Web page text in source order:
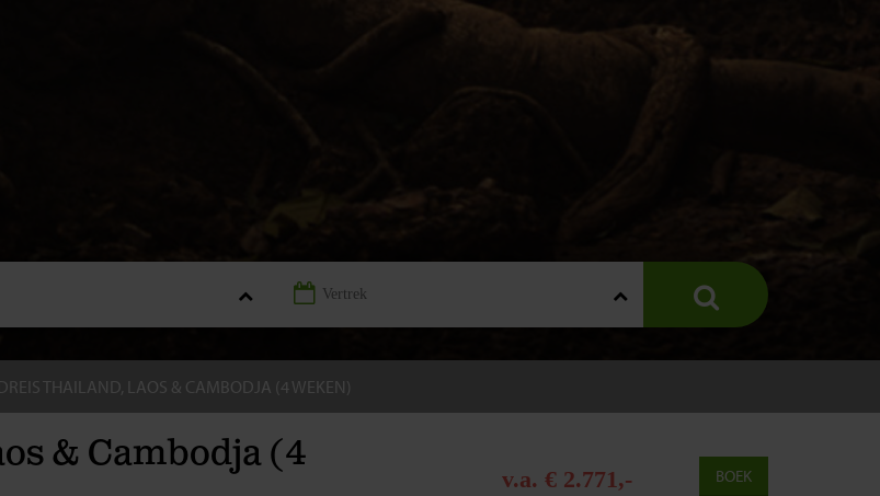
THAILAND, LAOS & CAMBODJA (4 WEKEN)
& Cambodja (4
BOEK
v.a. € 2.771,-